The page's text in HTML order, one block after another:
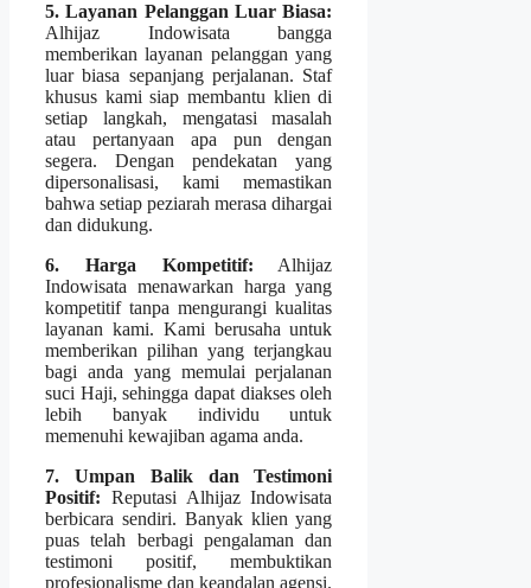
5. Layanan Pelanggan Luar Biasa:
Alhijaz Indowisata bangga
memberikan layanan pelanggan yang
luar biasa sepanjang perjalanan. Staf
khusus kami siap membantu klien di
setiap langkah, mengatasi masalah
atau pertanyaan apa pun dengan
segera. Dengan pendekatan yang
dipersonalisasi, kami memastikan
bahwa setiap peziarah merasa dihargai
dan didukung.
6. Harga Kompetitif: Alhijaz
Indowisata menawarkan harga yang
kompetitif tanpa mengurangi kualitas
layanan kami. Kami berusaha untuk
memberikan pilihan yang terjangkau
bagi anda yang memulai perjalanan
suci Haji, sehingga dapat diakses oleh
lebih banyak individu untuk
memenuhi kewajiban agama anda.
7. Umpan Balik dan Testimoni
Positif: Reputasi Alhijaz Indowisata
berbicara sendiri. Banyak klien yang
puas telah berbagi pengalaman dan
testimoni positif, membuktikan
profesionalisme dan keandalan agensi.